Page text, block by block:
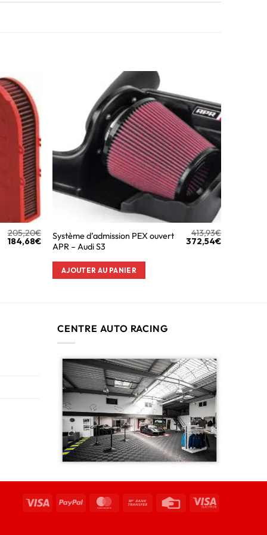
205,20€
184,68€
Système d’admission PEX ouvert
APR – Audi S3
413,93€
372,54€
AJOUTER AU PANIER
CENTRE AUTO RACING